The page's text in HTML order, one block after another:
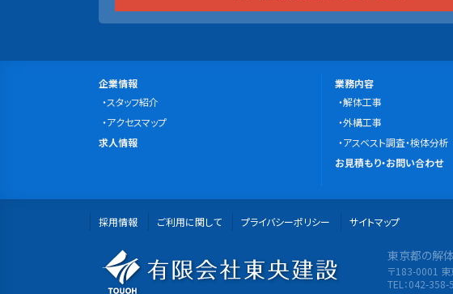
サ
イ
ト
会
社
案
内
企業情報
スタッフ紹介
アクセスマップ
求
報
求人情報
事
業
内
容
業務内容
解体工事
外構工事
アスベスト調査・検体分析
無
お
も
り・
お見積もり・お問い合わせ
採用情報 ご利用に関して プライバシーポリシー サイトマップ
有限会社 東央
東京都の解
〒183-0001
TEL：042-